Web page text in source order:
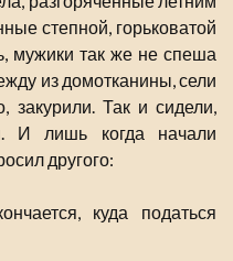
степной, горьковатой
мужики так же не спеша
из домотканины, сели
закурили. Так и сидели,
И лишь когда начали
другого:
куда податься